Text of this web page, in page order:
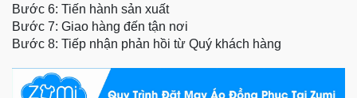
Bước 6: Tiến hành sản xuất
Bước 7: Giao hàng đến tận nơi
Bước 8: Tiếp nhận phản hồi từ Quý khách hàng